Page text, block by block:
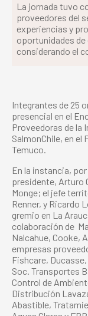
La jornada tuvo
proveedores del
experiencias y
oportunidades
considerando el
Integrantes de 25
presencial en el
Proveedoras de la
SalmonChile, en el
Temuco.
En la instancia,
presidente, Arturo
Monge; el jefe
Renner, y Ricardo
gremio en La
colaboración de
Nalcahue, Cooke,
empresas
Fishcare,
Soc. Transportes
Control de
Distribución
Abastible,